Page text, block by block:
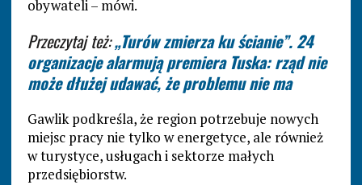
obywateli – mówi.
Przeczytaj też:„Turów zmierza ku ścianie”. 24
organizacje alarmują premiera Tuska: rząd nie
może dłużej udawać, że problemu nie ma
Gawlik podkreśla, że region potrzebuje nowych
miejsc pracy nie tylko w energetyce, ale również
w turystyce, usługach i sektorze małych
przedsiębiorstw.